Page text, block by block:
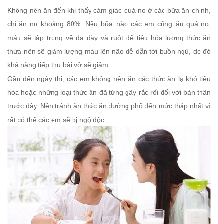
Không nên ăn đến khi thấy cảm giác quá no ở các bữa ăn chính,
chỉ ăn no khoảng 80%. Nếu bữa nào các em cũng ăn quá no,
máu sẽ tập trung về dạ dày và ruột để tiêu hóa lượng thức ăn
thừa nên sẽ giảm lượng máu lên não dễ dẫn tới buồn ngủ, do đó
khả năng tiếp thu bài vở sẽ giảm.
Gần đến ngày thi, các em không nên ăn các thức ăn lạ khó tiêu
hóa hoặc những loại thức ăn đã từng gây rắc rối đối với bản thân
trước đây. Nên tránh ăn thức ăn đường phố đến mức thấp nhất vì
rất có thể các em sẽ bị ngộ độc.